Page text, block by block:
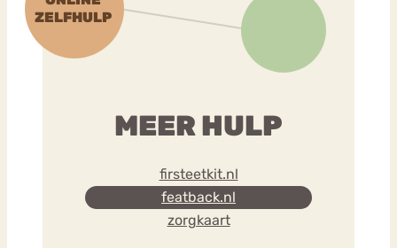
MEER HULP
firsteetkit.nl
featback.nl
zorgkaart